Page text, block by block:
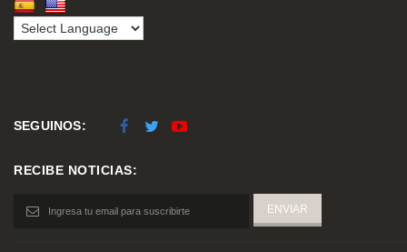
SEGUINOS:
RECIBE NOTICIAS: